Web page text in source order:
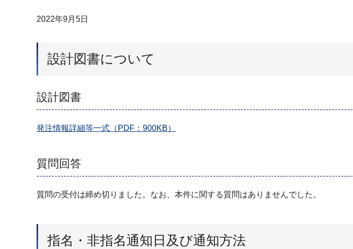
2022年9月5日
設計図書について
設計図書
発注情報詳細等一式（PDF：900KB）
質問回答
質問の受付は締め切りました。なお、本件に関する質問はありませんでした。
指名・非指名通知日及び通知方法